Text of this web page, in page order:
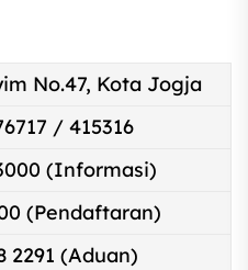
No.47, Kota Jogja
/ 415316
(Informasi)
(Pendaftaran)
2291 (Aduan)